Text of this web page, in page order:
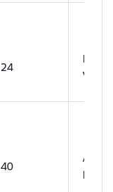
24
Pjotrs
40